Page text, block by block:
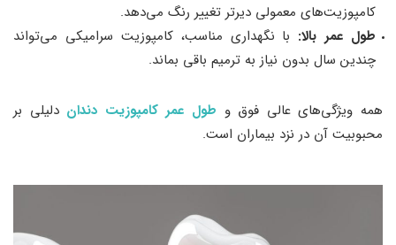
کامپوزیت‌های معمولی دیرتر تغییر رنگ می‌دهد.
طول عمر بالا: با نگهداری مناسب، کامپوزیت سرامیکی می‌تواند
چندین سال بدون نیاز به ترمیم باقی بماند.
همه ویژگی‌های عالی فوق و طول عمر کامپوزیت دندان دلیلی بر
محبوبیت آن در نزد بیماران است.